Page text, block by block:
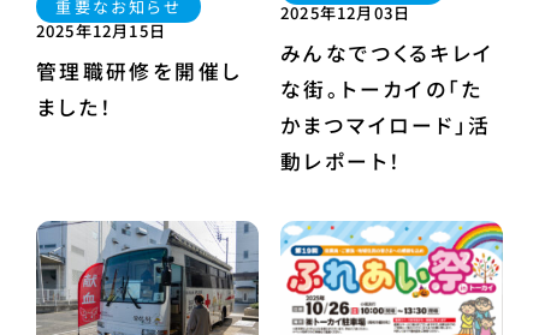
管理職研修を開催し
ました！
重要なお知らせ
2025年12月15日
みんなでつくるキレイ
な街。トーカイの「た
かまつマイロード」活
動レポート！
2025年12月03日